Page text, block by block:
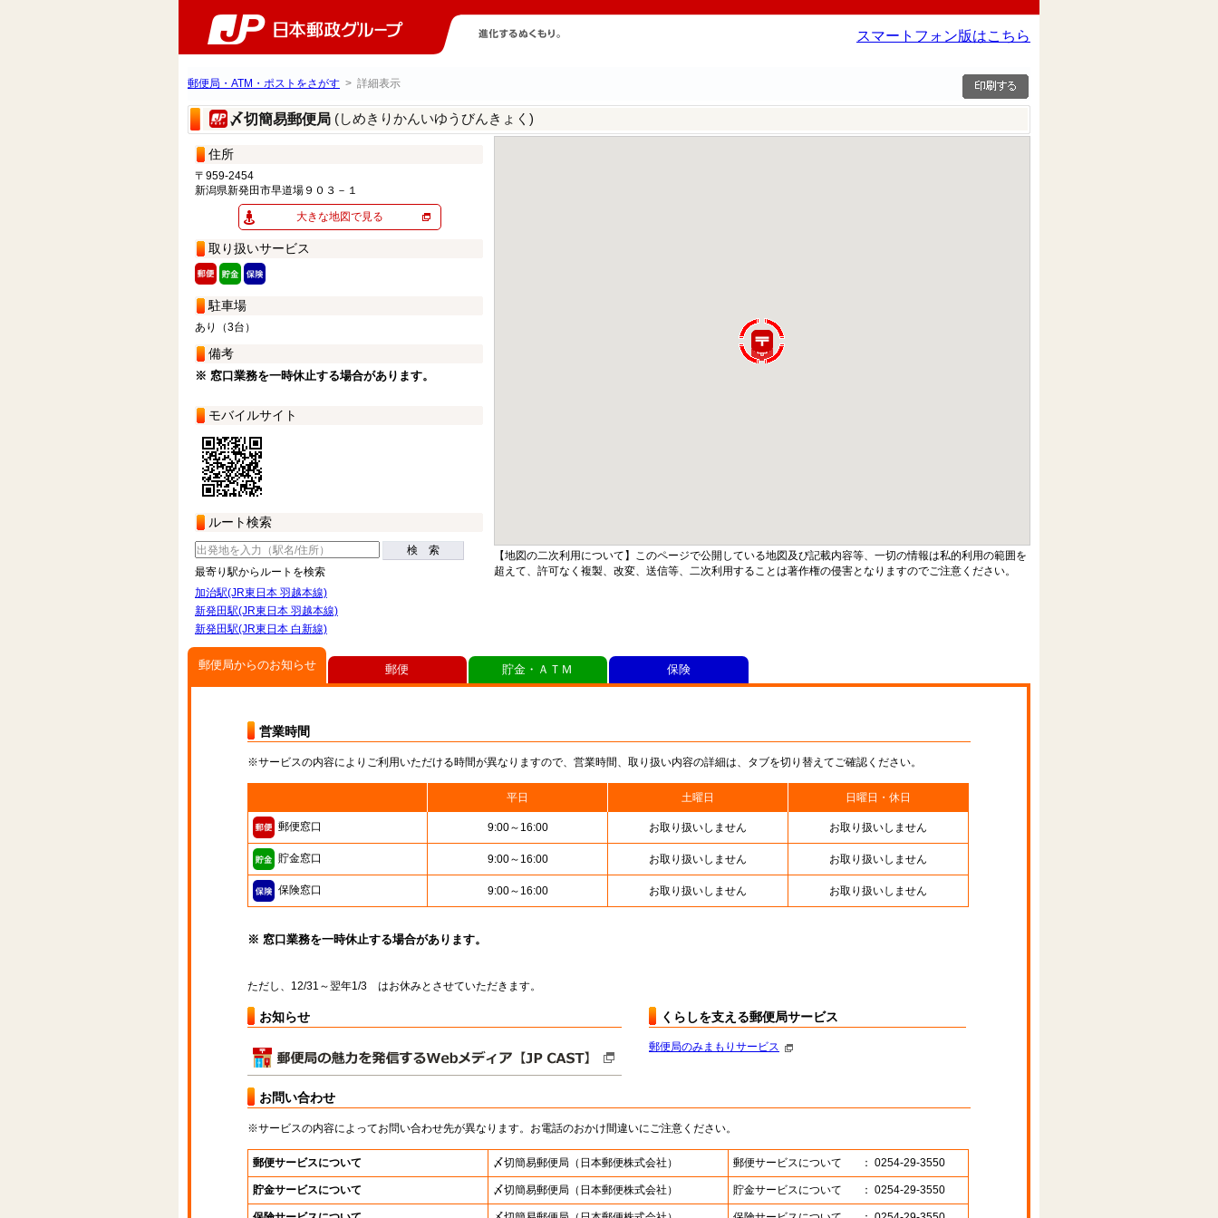
スマートフォン版はこちら
郵便局・ATM・ポストをさがす > 詳細表示
〆切簡易郵便局 (しめきりかんいゆうびんきょく)
住所
〒959-2454
新潟県新発田市早道場９０３－１
大きな地図で見る
取り扱いサービス
駐車場
あり（3台）
備考
※ 窓口業務を一時休止する場合があります。
モバイルサイト
ルート検索
検 索
最寄り駅からルートを検索
加治駅(JR東日本 羽越本線)
新発田駅(JR東日本 羽越本線)
新発田駅(JR東日本 白新線)
【地図の二次利用について】このページで公開している地図及び記載内容等、一切の情報は私的利用の範囲を
超えて、許可なく複製、改変、送信等、二次利用することは著作権の侵害となりますのでご注意ください。
郵便局からのお知らせ
営業時間
※サービスの内容によりご利用いただける時間が異なりますので、営業時間、取り扱い内容の詳細は、タブを切り替えてご確認ください。
平日 土曜日 日曜日・休日
郵便窓口 9:00～16:00 お取り扱いしません お取り扱いしません
貯金窓口 9:00～16:00 お取り扱いしません お取り扱いしません
保険窓口 9:00～16:00 お取り扱いしません お取り扱いしません
※ 窓口業務を一時休止する場合があります。
ただし、12/31～翌年1/3 はお休みとさせていただきます。
お知らせ くらしを支える郵便局サービス
郵便局のみまもりサービス
お問い合わせ
※サービスの内容によってお問い合わせ先が異なります。お電話のおかけ間違いにご注意ください。
郵便サービスについて 〆切簡易郵便局 （日本郵便株式会社） 郵便サービスについて ： 0254-29-3550
貯金サービスについて 〆切簡易郵便局 （日本郵便株式会社） 貯金サービスについて ： 0254-29-3550
郵便 貯金・ＡＴＭ 保険